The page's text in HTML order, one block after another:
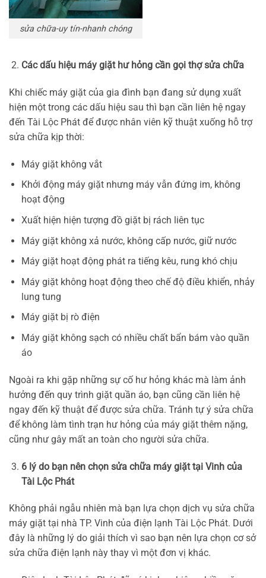
sửa chữa-uy tín-nhanh chóng
Các dấu hiệu máy giặt hư hỏng cần gọi thợ sửa chữa
Khi chiếc máy giặt của gia đình bạn đang sử dụng xuất
hiện một trong các dấu hiệu sau thì bạn cần liên hệ ngay
đến Tài Lộc Phát để được nhân viên kỹ thuật xuống hỗ trợ
sửa chữa kịp thời:
Máy giặt không vắt
Khởi động máy giặt nhưng máy vẫn đứng im, không
hoạt động
Xuất hiện hiện tượng đồ giặt bị rách liên tục
Máy giặt không xả nước, không cấp nước, giữ nước
Máy giặt hoạt động phát ra tiếng kêu, rung khó chịu
Máy giặt không hoạt động theo chế độ điều khiển, nhảy
lung tung
Máy giặt bị rò điện
Máy giặt không sạch có nhiều chất bẩn bám vào quần
áo
Ngoài ra khi gặp những sự cố hư hỏng khác mà làm ảnh
hưởng đến quy trình giặt quần áo, bạn cũng cần liên hệ
ngay đến kỹ thuật để được sửa chữa. Tránh tự ý sửa chữa
để không làm tình trạn hư hỏng của máy giặt thêm nặng,
cũng như gây mất an toàn cho người sửa chữa.
6 lý do bạn nên chọn sửa chữa máy giặt tại Vinh của
Tài Lộc Phát
Không phải ngẫu nhiên mà bạn lựa chọn dịch vụ sửa chữa
máy giặt tại nhà TP. Vinh của điện lạnh Tài Lộc Phát. Dưới
đây là những lý do giải thích vì sao bạn nên lựa chọn cơ sở
sửa chữa điện lạnh này thay vì một đơn vị khác.